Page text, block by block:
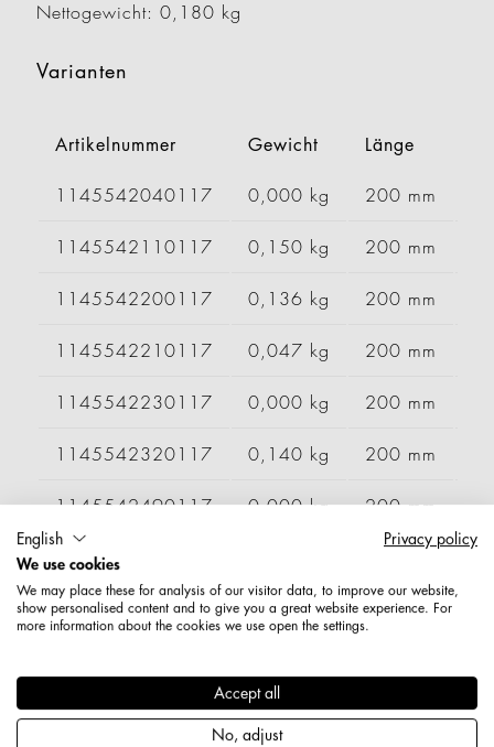
Nettogewicht: 0,180 kg
Varianten
Artikelnummer Gewicht Länge
1145542040117 0,000 kg 200 mm
1145542110117 0,150 kg 200 mm
1145542200117 0,136 kg 200 mm
1145542210117 0,047 kg 200 mm
1145542230117 0,000 kg 200 mm
1145542320117 0,140 kg 200 mm
1145542490117 0,000 kg 200 mm
1145542520117
1145543550117 0,136 kg 200 mm
1145562200117 0,174 kg 300 mm
English
Privacy policy
We use cookies
We may place these for analysis of our visitor data, to improve our website,
show personalised content and to give you a great website experience. For
more information about the cookies we use open the settings.
Accept all
No, adjust